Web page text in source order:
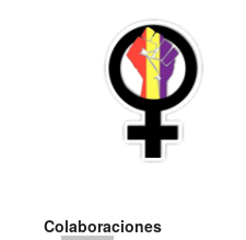
Colaboraciones